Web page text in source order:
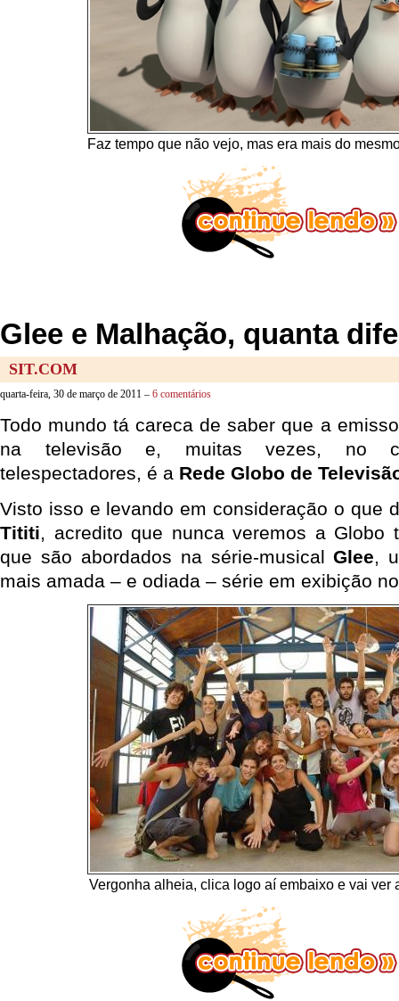
Faz tempo que não vejo, mas era mais do
Glee e Malhação, quanta
SIT.COM
quarta-feira, 30 de março de 2011 – 6 comentários
Todo mundo tá careca de saber que a
na televisão e, muitas vezes, no
telespectadores, é a Rede Globo de
Visto isso e levando em consideração o que
Tititi, acredito que nunca veremos a Globo
que são abordados na série-musicalGlee,
mais amada – e odiada – série em exibição
Vergonha alheia, clica logo aí embaixo e vai ver